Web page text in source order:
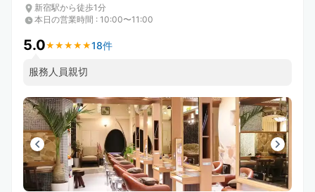
新宿駅から徒歩1分
本日の営業時間 : 10:00〜11:00
5.0★ ★ ★ ★ ★
★ ★ ★ ★ ★18件
服務人員親切